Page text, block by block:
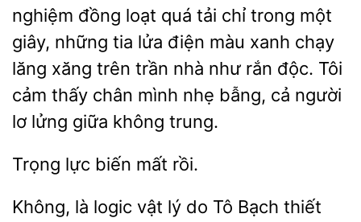
nghiệm đồng loạt quá tải chỉ trong một
giây, những tia lửa điện màu xanh chạy
lăng xăng trên trần nhà
rắn độc. Tôi
cảm thấy chân mình nhẹ bẫng, cả người
lửng giữa không trung.
biến mất
Không, logic vật lý
Tô Bạch thiết